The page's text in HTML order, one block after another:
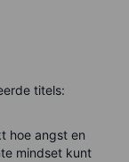
titels:
hoe angst en
mindset kunt